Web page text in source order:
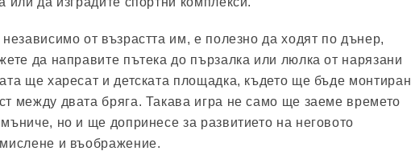
от възрастта им, е полезно да ходят по дънер,
да направите пътека до пързалка или люлка от нарязани
ще харесат и детската площадка, където ще бъде монтиран
между двата бряга. Такава игра не само ще заеме времето
но и ще допринесе за развитието на неговото
и въображение.